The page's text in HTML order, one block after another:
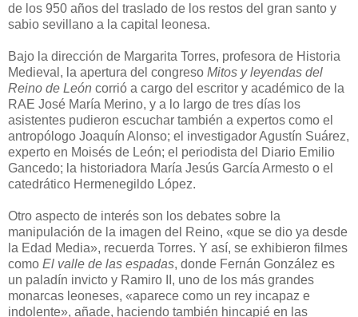
de los 950 años del traslado de los restos del gran santo y
sabio sevillano a la capital leonesa.
Bajo la dirección de Margarita Torres, profesora de Historia
Medieval, la apertura del congreso Mitos y leyendas del
Reino de León corrió a cargo del escritor y académico de la
RAE José María Merino, y a lo largo de tres días los
asistentes pudieron escuchar también a expertos como el
antropólogo Joaquín Alonso; el investigador Agustín Suárez,
experto en Moisés de León; el periodista del Diario Emilio
Gancedo; la historiadora María Jesús García Armesto o el
catedrático Hermenegildo López.
Otro aspecto de interés son los debates sobre la
manipulación de la imagen del Reino, «que se dio ya desde
la Edad Media», recuerda Torres. Y así, se exhibieron filmes
como El valle de las espadas, donde Fernán González es
un paladín invicto y Ramiro II, uno de los más grandes
monarcas leoneses, «aparece como un rey incapaz e
indolente», añade, haciendo también hincapié en las